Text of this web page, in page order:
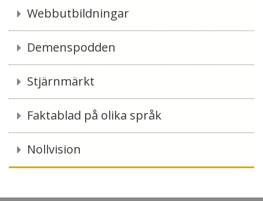
Webbutbildningar
Demenspodden
Stjärnmärkt
Faktablad på olika språk
Nollvision